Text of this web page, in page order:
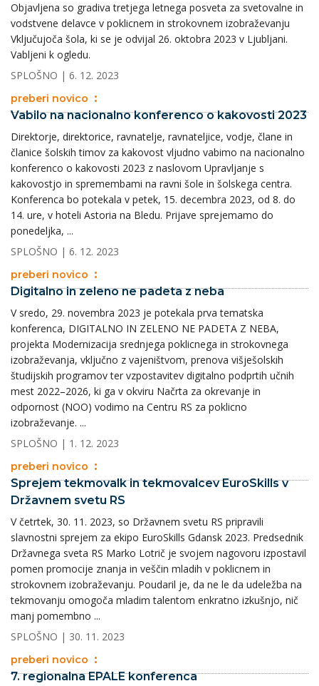
Objavljena so gradiva tretjega letnega posveta za svetovalne in
vodstvene delavce v poklicnem in strokovnem izobraževanju
Vključujoča šola, ki se je odvijal 26. oktobra 2023 v Ljubljani.
Vabljeni k ogledu.
SPLOŠNO | 6. 12. 2023
preberi novico
Vabilo na nacionalno konferenco o kakovosti 2023
Direktorje, direktorice, ravnatelje, ravnateljice, vodje, člane in
članice šolskih timov za kakovost vljudno vabimo na nacionalno
konferenco o kakovosti 2023 z naslovom Upravljanje s
kakovostjo in spremembami na ravni šole in šolskega centra.
Konferenca bo potekala v petek, 15. decembra 2023, od 8. do
14. ure, v hoteli Astoria na Bledu. Prijave sprejemamo do
ponedeljka, ...
SPLOŠNO | 6. 12. 2023
preberi novico
Digitalno in zeleno ne padeta z neba
V sredo, 29. novembra 2023 je potekala prva tematska
konferenca, DIGITALNO IN ZELENO NE PADETA Z NEBA,
projekta Modernizacija srednjega poklicnega in strokovnega
izobraževanja, vključno z vajeništvom, prenova višješolskih
študijskih programov ter vzpostavitev digitalno podprtih učnih
mest 2022–2026, ki ga v okviru Načrta za okrevanje in
odpornost (NOO) vodimo na Centru RS za poklicno
izobraževanje. ...
SPLOŠNO | 1. 12. 2023
preberi novico
Sprejem tekmovalk in tekmovalcev EuroSkills v
Državnem svetu RS
V četrtek, 30. 11. 2023, so Državnem svetu RS pripravili
slavnostni sprejem za ekipo EuroSkills Gdansk 2023. Predsednik
Državnega sveta RS Marko Lotrič je svojem nagovoru izpostavil
pomen promocije znanja in veščin mladih v poklicnem in
strokovnem izobraževanju. Poudaril je, da ne le da udeležba na
tekmovanju omogoča mladim talentom enkratno izkušnjo, nič
manj pomembno ...
SPLOŠNO | 30. 11. 2023
preberi novico
7. regionalna EPALE konferenca